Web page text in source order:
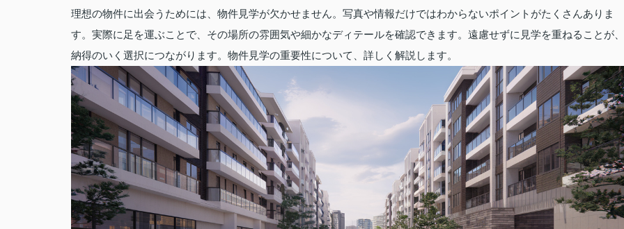
理想の物件に出会うためには、物件見学が欠かせません。写真や情報だけではわからないポイントがたくさんありま
す。実際に足を運ぶことで、その場所の雰囲気や細かなディテールを確認できます。遠慮せずに見学を重ねることが、
納得のいく選択につながります。物件見学の重要性について、詳しく解説します。